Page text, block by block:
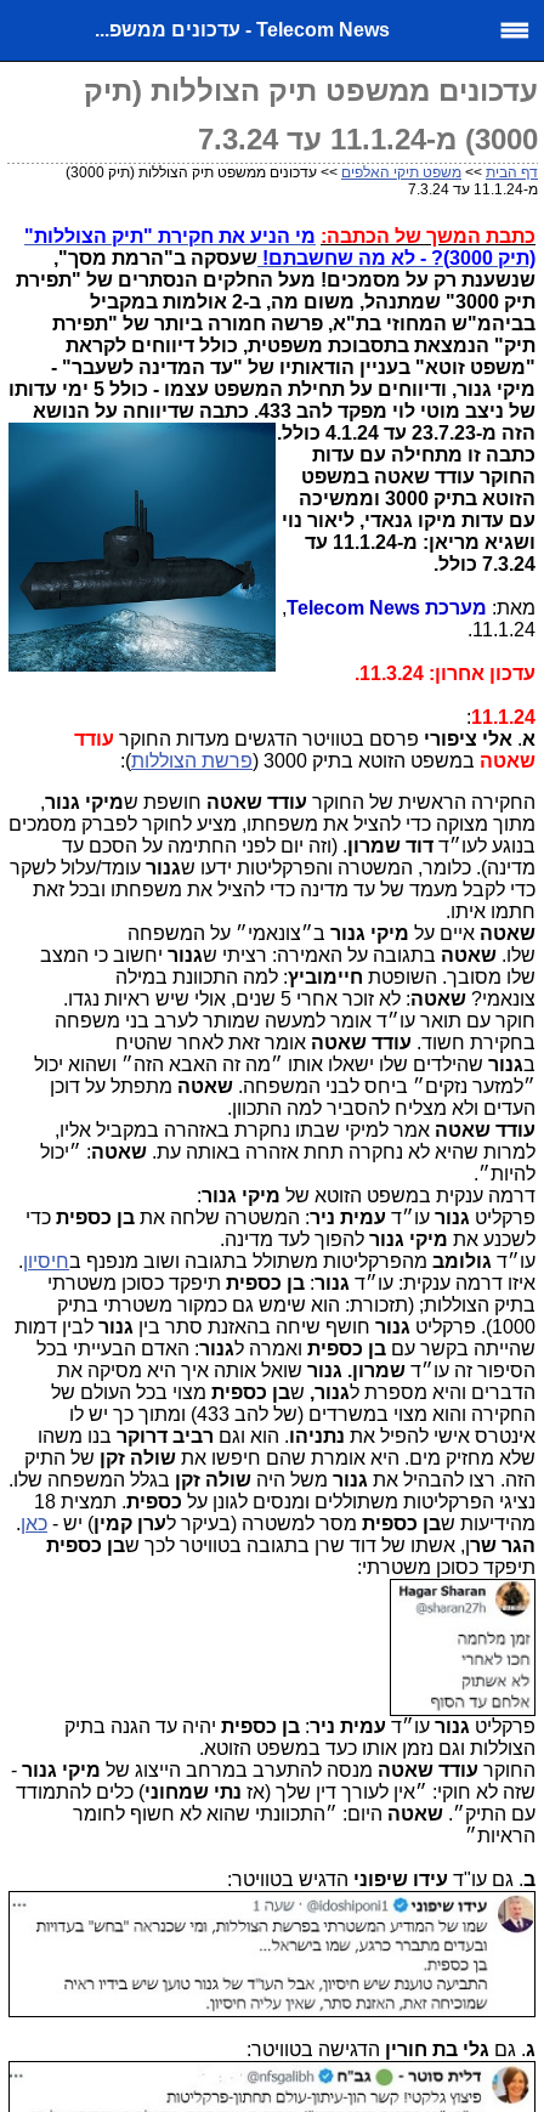
Telecom News - עדכונים ממשפ...
עדכונים ממשפט תיק הצוללות (תיק
3000) מ-11.1.24 עד 7.3.24
דף הבית >> משפט תיקי האלפים
>> עדכונים ממשפט תיק הצוללות (תיק 3000)
מ-11.1.24 עד 7.3.24
כתבת המשך של הכתבה: מי הניע את חקירת "תיק הצוללות"
(תיק 3000)? - לא מה שחשבתם!
שעסקה ב"הרמת מסך",
שנשענת רק על מסמכים! מעל החלקים הנסתרים של "תפירת
תיק 3000" שמתנהל, משום מה, ב-2 אולמות במקביל
בביהמ"ש המחוזי בת"א, פרשה חמורה ביותר של "תפירת
תיק" הנמצאת בתסבוכת משפטית, כולל דיווחים לקראת
"משפט זוטא" בעניין הודאותיו של "עד המדינה לשעבר" -
מיקי גנור, ודיווחים על תחילת המשפט עצמו - כולל 5 ימי עדותו
של ניצב מוטי לוי מפקד להב 433. כתבה שדיווחה על הנושא
הזה מ-23.7.23 עד 4.1.24 כולל.
כתבה זו מתחילה עם עדות
החוקר עודד שאטה במשפט
הזוטא בתיק 3000 וממשיכה
עם עדות מיקו גנאדי, ליאור נוי
ושגיא מריאן: מ-11.1.24 עד
7.3.24 כולל.
מאת: מערכת Telecom News
,
11.1.24.
עדכון אחרון: 11.3.24.
11.1.24
:
א. אלי ציפורי פרסם בטוויטר הדגשים מעדות החוקר עודד
שאטה במשפט הזוטא בתיק 3000 ( פרשת הצוללות):
החקירה הראשית של החוקר עודד שאטה חושפת שמיקי גנור,
מתוך מצוקה כדי להציל את משפחתו, מציע לחוקר לפברק מסמכים
בנוגע לעו״ד דוד שמרון. (וזה יום לפני החתימה על הסכם עד
מדינה). כלומר, המשטרה והפרקליטות ידעו שגנור עומד/עלול לשקר
כדי לקבל מעמד של עד מדינה כדי להציל את משפחתו ובכל זאת
חתמו איתו.
שאטה איים על מיקי גנור ב״צונאמי״ על המשפחה
שלו. שאטה בתגובה על האמירה: רציתי שגנור יחשוב כי המצב
שלו מסובך. השופטת חיימוביץ: למה התכוונת במילה
צונאמי? שאטה: לא זוכר אחרי 5 שנים, אולי שיש ראיות נגדו.
חוקר עם תואר עו״ד אומר למעשה שמותר לערב בני משפחה
בחקירת חשוד. עודד שאטה אומר זאת לאחר שהטיח
בגנור שהילדים שלו ישאלו אותו ״מה זה האבא הזה״ ושהוא יכול
״למזער נזקים״ ביחס לבני המשפחה. שאטה מתפתל על דוכן
העדים ולא מצליח להסביר למה התכוון.
עודד שאטה אמר למיקי שבתו נחקרת באזהרה במקביל אליו,
למרות שהיא לא נחקרה תחת אזהרה באותה עת. שאטה: ״יכול
להיות״.
דרמה ענקית במשפט הזוטא של מיקי גנור:
פרקליט גנור עו״ד עמית ניר: המשטרה שלחה את בן כספית כדי
לשכנע את מיקי גנור להפוך לעד מדינה.
עו״ד גולומב מהפרקליטות משתולל בתגובה ושוב מנפנף בחיסיון.
איזו דרמה ענקית: עו״ד גנור: בן כספית תיפקד כסוכן משטרתי
בתיק הצוללות; (תזכורת: הוא שימש גם כמקור משטרתי בתיק
1000). פרקליט
גנור חושף שיחה בהאזנת סתר בין גנור לבין דמות
שהייתה בקשר עם בן כספית ואמרה לגנור: האדם הבעייתי בכל
הסיפור זה עו״ד שמרון. גנור שואל אותה איך היא מסיקה את
הדברים והיא מספרת לגנור, שבן כספית מצוי בכל העולם של
החקירה והוא מצוי במשרדים (של להב 433) ומתוך כך יש לו
אינטרס אישי להפיל את נתניהו. הוא וגם רביב דרוקר בנו משהו
שלא מחזיק מים. היא אומרת שהם חיפשו את שולה זקן של התיק
הזה. רצו להבהיל את גנור משל היה שולה זקן בגלל המשפחה שלו.
נציגי הפרקליטות משתוללים ומנסים לגונן על כספית.
תמצית 18
מהידיעות שבן כספית מסר למשטרה (בעיקר לערן קמין) יש - כאן.
הגר שרן, אשתו של דוד שרן בתגובה בטוויטר לכך שבן כספית
תיפקד כסוכן משטרתי:
פרקליט גנור עו״ד עמית ניר: בן כספית יהיה עד הגנה בתיק
הצוללות וגם נזמן אותו כעד במשפט הזוטא.
החוקר עודד שאטה מנסה להתערב במרחב הייצוג של מיקי גנור -
שזה לא חוקי: ״אין לעורך דין שלך (אז נתי שמחוני) כלים להתמודד
עם התיק״. שאטה היום: ״התכוונתי שהוא לא חשוף לחומר
הראיות״
ב. גם עו"ד עידו שיפוני הדגיש בטוויטר:
ג. גם גלי בת חורין הדגישה בטוויטר: